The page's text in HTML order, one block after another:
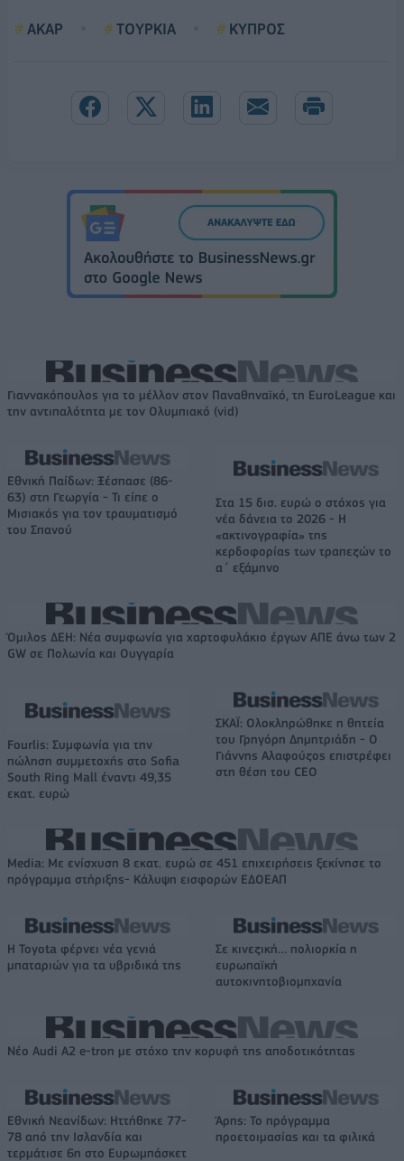
ΑΚΑΡ ΤΟΥΡΚΙΑ ΚΥΠΡΟΣ
Γιαννακόπουλος για το μέλλον στον Παναθηναϊκό, τη EuroLeague και
την αντιπαλότητα με τον Ολυμπιακό (vid)
Εθνική Παίδων: Ξέσπασε (86-
63) στη Γεωργία - Τι είπε ο
Μισιακός για τον τραυματισμό
του Σπανού
Στα 15 δισ. ευρώ ο στόχος για
νέα δάνεια το 2026 - Η
«ακτινογραφία» της
κερδοφορίας των τραπεζών το
α΄ εξάμηνο
Όμιλος ΔΕΗ: Νέα συμφωνία για χαρτοφυλάκιο έργων ΑΠΕ άνω των 2
GW σε Πολωνία και Ουγγαρία
Fourlis: Συμφωνία για την
πώληση συμμετοχής στο Sofia
South Ring Mall έναντι 49,35
εκατ. ευρώ
ΣΚΑΪ: Ολοκληρώθηκε η θητεία
του Γρηγόρη Δημητριάδη - Ο
Γιάννης Αλαφούζος επιστρέφει
στη θέση του CEO
Media: Με ενίσχυση 8 εκατ. ευρώ σε 451 επιχειρήσεις ξεκίνησε το
πρόγραμμα στήριξης- Κάλυψη εισφορών ΕΔΟΕΑΠ
Η Toyota φέρνει νέα γενιά
μπαταριών για τα υβριδικά της
Σε κινεζική… πολιορκία η
ευρωπαϊκή
αυτοκινητοβιομηχανία
Νέο Audi A2 e-tron με στόχο την κορυφή της αποδοτικότητας
Εθνική Νεανίδων: Ηττήθηκε 77-
78 από την Ισλανδία και
τερμάτισε 6η στο Ευρωμπάσκετ
Άρης: Το πρόγραμμα
προετοιμασίας και τα φιλικά